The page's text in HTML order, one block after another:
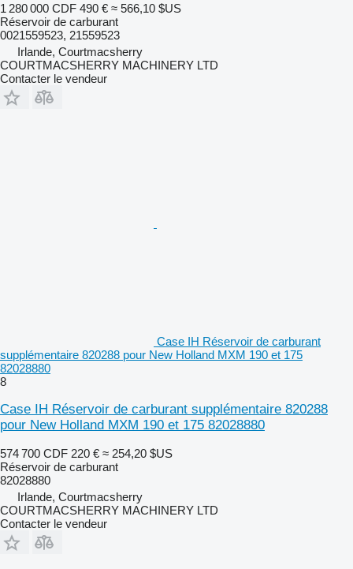
1 280 000 CDF 490 € ≈ 566,10 $US
Réservoir de carburant
0021559523, 21559523
Irlande, Courtmacsherry
COURTMACSHERRY MACHINERY LTD
Contacter le vendeur
Case IH Réservoir de carburant
supplémentaire 820288 pour New Holland MXM 190 et 175
82028880
8
Case IH Réservoir de carburant supplémentaire 820288
pour New Holland MXM 190 et 175 82028880
574 700 CDF 220 € ≈ 254,20 $US
Réservoir de carburant
82028880
Irlande, Courtmacsherry
COURTMACSHERRY MACHINERY LTD
Contacter le vendeur